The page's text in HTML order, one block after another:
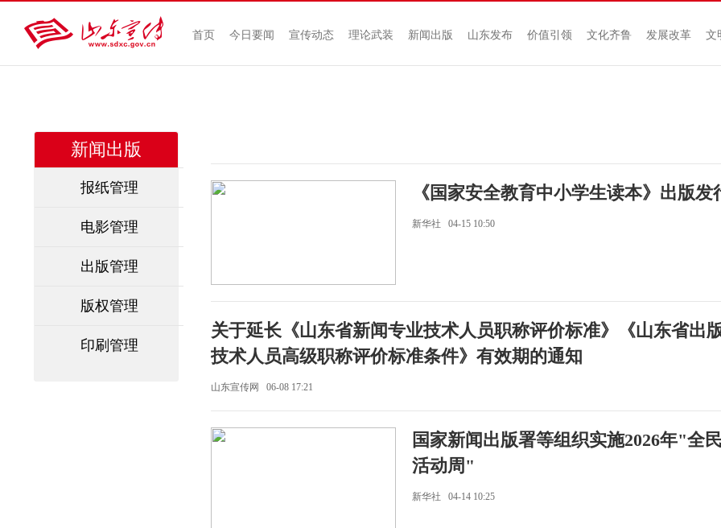
首页 今日要闻 宣传动态 理论武装 新闻出版 山东发布 价值引领 文化齐鲁 发展改革 文
新闻出版
报纸管理
电影管理
出版管理
版权管理
印刷管理
《国家安全教育中小学生读本》出版发
新华社 04-15 10:50
关于延长《山东省新闻专业技术人员职称评价标准》《山东省出
技术人员高级职称评价标准条件》有效期的通知
山东宣传网 06-08 17:21
国家新闻出版署等组织实施2026年"全
活动周"
新华社 04-14 10:25